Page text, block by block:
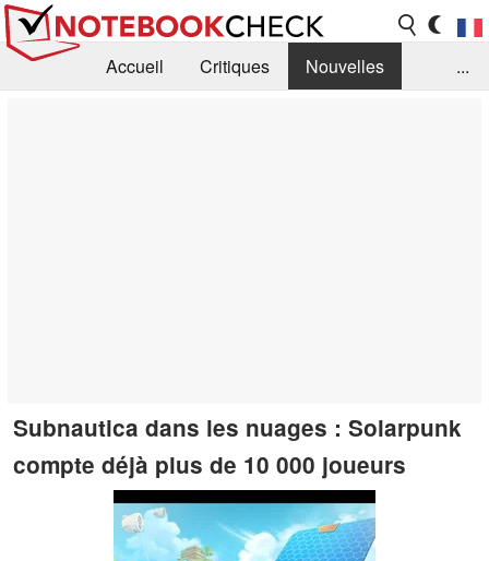
Accueil Critiques
Nouvelles
...
Subnautica dans les nuages : Solarpunk
compte déjà plus de 10 000 joueurs